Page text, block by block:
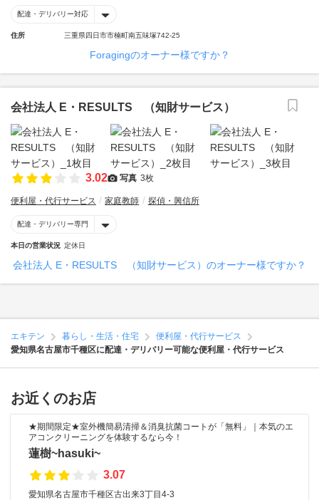
配達・デリバリー対応
住所 三重県四日市市楠町南五味塚742-25
Foragingのオーナー様ですか？
会社法人 E・RESULTS （知財サービス）
3.02 写真 3枚
便利屋・代行サービス 家庭教師 探偵・興信所
配達・デリバリー専門
本日の営業状況 定休日
会社法人 E・RESULTS （知財サービス）のオーナー様ですか？
エキテン 暮らし・生活・住宅
便利屋・代行サービス
愛知県名古屋市千種区に配達・デリバリー可能な便利屋・代行サービス
お近くのお店
★期間限定★室外機簡易清掃＆消臭抗菌コートが「無料」｜本気のエ
アコンクリーニングを体験するなら今！
蓮樹~hasuki~
3.07
愛知県名古屋市千種区古出来3丁目4-3